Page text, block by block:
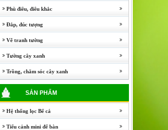
Phù điêu, điêu khắc
Đắp, đúc tượng
Vẽ tranh tường
Tường cây xanh
Trồng, chăm sóc cây xanh
SẢN PHẨM
Hệ thống lọc Bể cá
Tiểu cảnh mini để bàn